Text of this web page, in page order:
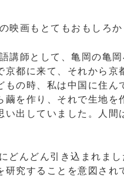
画もとてもおもしろか
師として、亀岡の亀
都に来て、それから京
の時、私は中国に住ん
を作り、それで生地
出していました。人間
どんどん引き込まれま
究することを意図され